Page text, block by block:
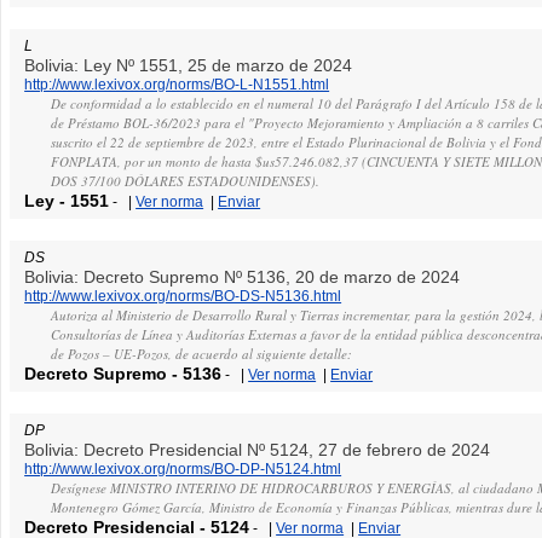
L
Bolivia: Ley Nº 1551, 25 de marzo de 2024
http://www.lexivox.org/norms/BO-L-N1551.html
De conformidad a lo establecido en el numeral 10 del Parágrafo I del Artículo 158 de
de Préstamo BOL-36/2023 para el "Proyecto Mejoramiento y Ampliación a 8 carriles
suscrito el 22 de septiembre de 2023, entre el Estado Plurinacional de Bolivia y el
FONPLATA, por un monto de hasta $us57.246.082,37 (CINCUENTA Y SIETE
DOS 37/100 DÓLARES ESTADOUNIDENSES).
Ley - 1551 - |Ver norma | Enviar
DS
Bolivia: Decreto Supremo Nº 5136, 20 de marzo de 2024
http://www.lexivox.org/norms/BO-DS-N5136.html
Autoriza al Ministerio de Desarrollo Rural y Tierras incrementar, para la gestión 2024,
Consultorías de Línea y Auditorías Externas a favor de la entidad pública
de Pozos – UE-Pozos, de acuerdo al siguiente detalle:
Decreto Supremo -5136 - |Ver norma | Enviar
DP
Bolivia: Decreto Presidencial Nº 5124, 27 de febrero de 2024
http://www.lexivox.org/norms/BO-DP-N5124.html
Desígnese MINISTRO INTERINO DE HIDROCARBUROS Y ENERGÍAS, al
Montenegro Gómez García, Ministro de Economía y Finanzas Públicas, mientras dure
Decreto Presidencial -5124 - |Ver norma | Enviar